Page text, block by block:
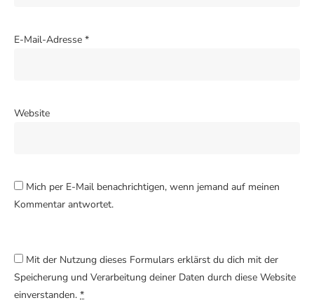
E-Mail-Adresse *
Website
Mich per E-Mail benachrichtigen, wenn jemand auf meinen
Kommentar antwortet.
Mit der Nutzung dieses Formulars erklärst du dich mit der
Speicherung und Verarbeitung deiner Daten durch diese Website
einverstanden. *